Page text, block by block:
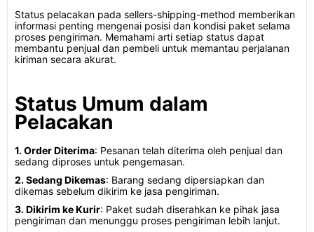
Status pelacakan pada sellers-shipping-method memberikan
informasi penting mengenai posisi dan kondisi paket selama
proses pengiriman. Memahami arti setiap status dapat
membantu penjual dan pembeli untuk memantau perjalanan
kiriman secara akurat.
Status Umum dalam
Pelacakan
1. Order Diterima: Pesanan telah diterima oleh penjual dan
sedang diproses untuk pengemasan.
2. Sedang Dikemas: Barang sedang dipersiapkan dan
dikemas sebelum dikirim ke jasa pengiriman.
3. Dikirim ke Kurir: Paket sudah diserahkan ke pihak jasa
pengiriman dan menunggu proses pengiriman lebih lanjut.